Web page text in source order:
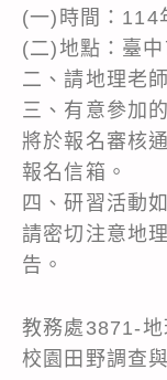
(一)時間：
(二)地點：臺
二、請地理老
三、有意參加
將於報名審核
報名信箱。
四、研習活動
請密切注意地
告。
教務處3871-
校園田野調查